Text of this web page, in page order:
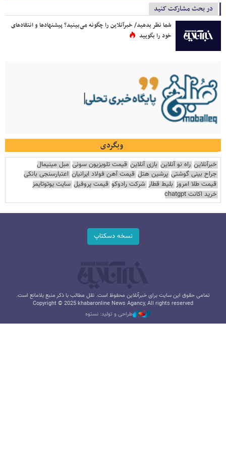
در بحث مشارکت کنید
شما نظر بدهید/ خبرآنلاین را چگونه می‌بینید؟ پیشنهادها و انتقادهای
خود را بگویید
وبگردی
خبرآنلاین راه نو آنلاین بازی آنلاین قیمت تلویزیون سونی مبل مینیمال
جراح بینی گوشتی پرشین هتل قیمت آهن فولاد ایرانیان اعتبارسنجی بانکی
قیمت طلا امروز بلیط قطار شرکت رادوکو قیمت پروفیل سایت یوتوتایمز
خرید اکانت chatgpt
نسخه دسکتاپ
تمامی حقوق این سایت برای خبرآنلاین محفوظ است. نقل مطالب با ذکر منبع بلامانع است.
Copyright © 2025 khabaronline News Agancy, All rights reserved
طراحی و تولید: نستوه